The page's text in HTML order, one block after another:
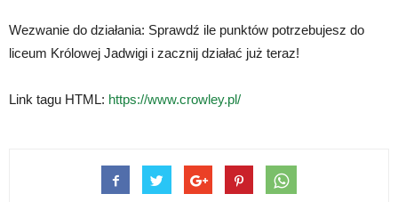
Wezwanie do działania: Sprawdź ile punktów potrzebujesz do
liceum Królowej Jadwigi i zacznij działać już teraz!
Link tagu HTML: https://www.crowley.pl/